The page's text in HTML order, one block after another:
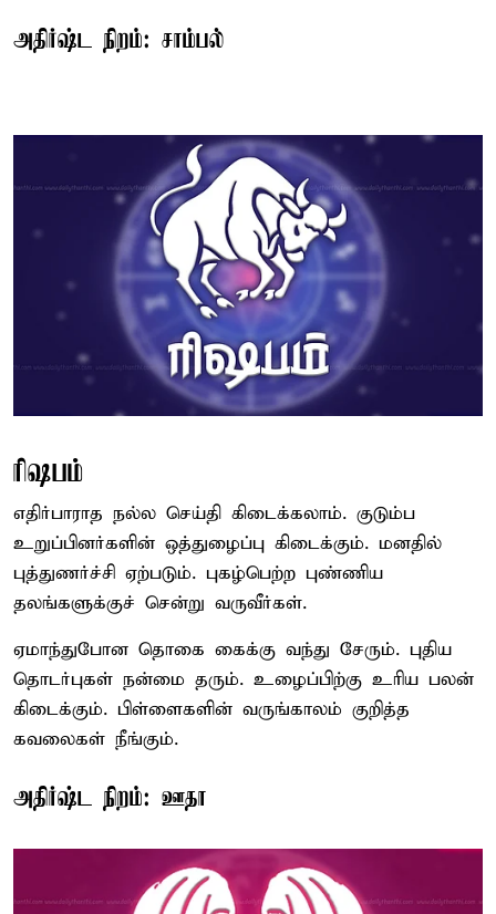
அதிர்ஷ்ட நிறம்: சாம்பல்
ரிஷபம்
எதிர்பாராத நல்ல செய்தி கிடைக்கலாம். குடும்ப
உறுப்பினர்களின் ஒத்துழைப்பு கிடைக்கும். மனதில்
புத்துணர்ச்சி ஏற்படும். புகழ்பெற்ற புண்ணிய
தலங்களுக்குச் சென்று வருவீர்கள்.
ஏமாந்துபோன தொகை கைக்கு வந்து சேரும். புதிய
தொடர்புகள் நன்மை தரும். உழைப்பிற்கு உரிய பலன்
கிடைக்கும். பிள்ளைகளின் வருங்காலம் குறித்த
கவலைகள் நீங்கும்.
அதிர்ஷ்ட நிறம்: ஊதா